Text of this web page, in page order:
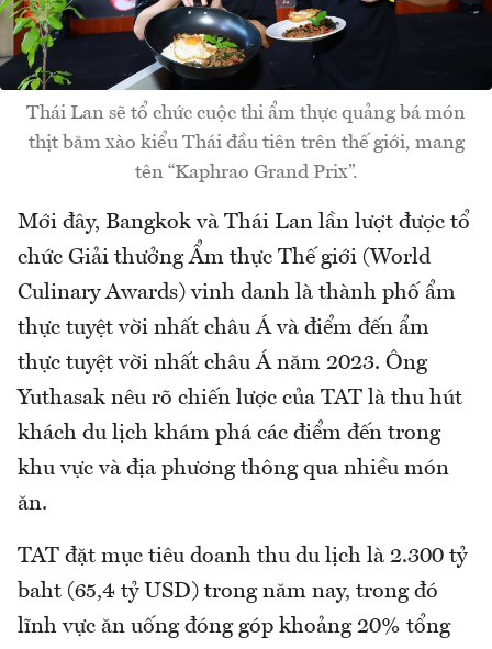
Thái Lan sẽ tổ chức cuộc thi ẩm thực quảng bá món
thịt băm xào kiểu Thái đầu tiên trên thế giới, mang
tên “Kaphrao Grand Prix”.
Mới đây, Bangkok và Thái Lan lần lượt được tổ
chức Giải thưởng Ẩm thực Thế giới (World
Culinary Awards) vinh danh là thành phố ẩm
thực tuyệt vời nhất châu Á và điểm đến ẩm
thực tuyệt vời nhất châu Á năm 2023. Ông
Yuthasak nêu rõ chiến lược của TAT là thu hút
khách du lịch khám phá các điểm đến trong
khu vực và địa phương thông qua nhiều món
ăn.
TAT đặt mục tiêu doanh thu du lịch là 2.300 tỷ
baht (65,4 tỷ USD) trong năm nay, trong đó
lĩnh vực ăn uống đóng góp khoảng 20% tổng